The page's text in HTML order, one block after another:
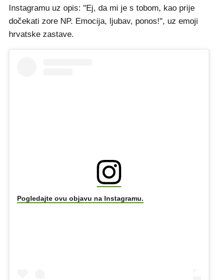
Instagramu uz opis: "Ej, da mi je s tobom, kao prije
dočekati zore NP. Emocija, ljubav, ponos!", uz emoji
hrvatske zastave.
Pogledajte ovu objavu na Instagramu.